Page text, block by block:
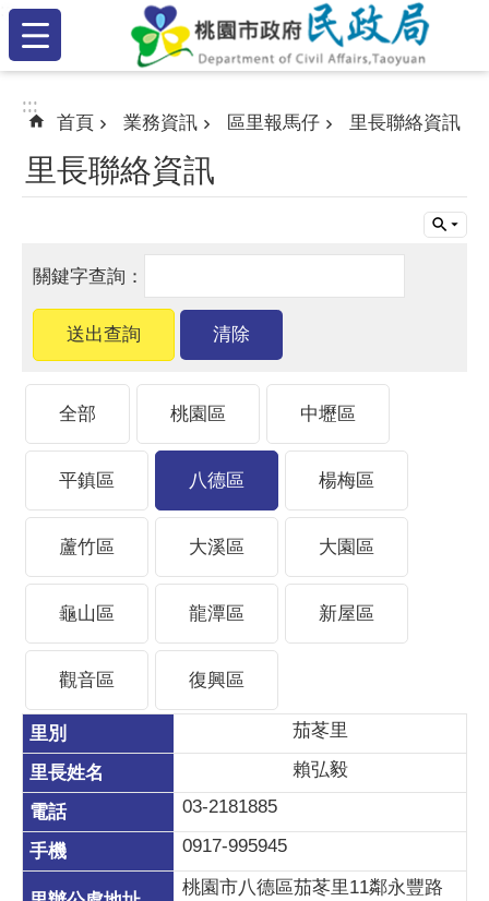
跳到主要內容區塊
:::
:::
:::
首頁 業務資訊 區里報馬仔 里長聯絡資訊
里長聯絡資訊
全部 桃園區 中壢區
平鎮區 八德區 楊梅區
蘆竹區 大溪區 大園區
龜山區 龍潭區 新屋區
觀音區 復興區
茄苳里
賴弘毅
03-2181885
0917-995945
桃園市八德區茄苳里11鄰永豐路